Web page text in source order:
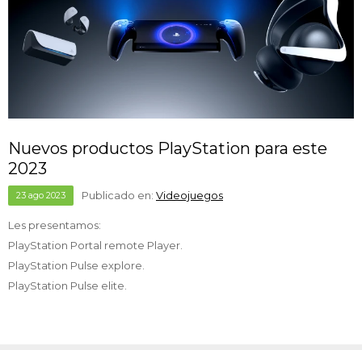
Nuevos productos PlayStation para este
2023
23 ago 2023 Publicado en: Videojuegos
Les presentamos:
PlayStation Portal remote Player.
PlayStation Pulse explore.
PlayStation Pulse elite.